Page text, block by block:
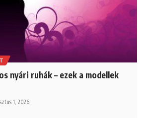
nyári ruhák – ezek a modellek
1, 2026